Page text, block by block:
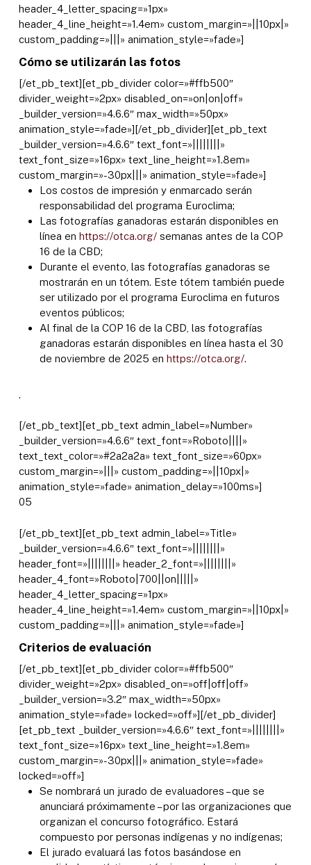
header_4_letter_spacing=»1px»
header_4_line_height=»1.4em» custom_margin=»||10px|»
custom_padding=»|||» animation_style=»fade»]
Cómo se utilizarán las fotos
[/et_pb_text][et_pb_divider color=»#ffb500″
divider_weight=»2px» disabled_on=»on|on|off»
_builder_version=»4.6.6″ max_width=»50px»
animation_style=»fade»][/et_pb_divider][et_pb_text
_builder_version=»4.6.6″ text_font=»||||||||»
text_font_size=»16px» text_line_height=»1.8em»
custom_margin=»-30px|||» animation_style=»fade»]
Los costos de impresión y enmarcado serán
responsabilidad del programa Euroclima;
Las fotografías ganadoras estarán disponibles en
línea en https://otca.org/semanas antes de la COP
16 de la CBD;
Durante el evento, las fotografías ganadoras se
mostrarán en un tótem. Este tótem también puede
ser utilizado por el programa Euroclima en futuros
eventos públicos;
Al final de la COP 16 de la CBD, las fotografías
ganadoras estarán disponibles en línea hasta el 30
de noviembre de 2025 en https://otca.org/.
.
[/et_pb_text][et_pb_text admin_label=»Number»
_builder_version=»4.6.6″ text_font=»Roboto||||»
text_text_color=»#2a2a2a» text_font_size=»60px»
custom_margin=»|||» custom_padding=»||10px|»
animation_style=»fade» animation_delay=»100ms»]
05
[/et_pb_text][et_pb_text admin_label=»Title»
_builder_version=»4.6.6″ text_font=»||||||||»
header_font=»||||||||» header_2_font=»||||||||»
header_4_font=»Roboto|700||on|||||»
header_4_letter_spacing=»1px»
header_4_line_height=»1.4em» custom_margin=»||10px|»
custom_padding=»|||» animation_style=»fade»]
Criterios de evaluación
[/et_pb_text][et_pb_divider color=»#ffb500″
divider_weight=»2px» disabled_on=»off|off|off»
_builder_version=»3.2″ max_width=»50px»
animation_style=»fade» locked=»off»][/et_pb_divider]
[et_pb_text _builder_version=»4.6.6″ text_font=»||||||||»
text_font_size=»16px» text_line_height=»1.8em»
custom_margin=»-30px|||» animation_style=»fade»
locked=»off»]
Se nombrará un jurado de evaluadores – que se
anunciará próximamente – por las organizaciones que
organizan el concurso fotográfico. Estará
compuesto por personas indígenas y no indígenas;
El jurado evaluará las fotos basándose en